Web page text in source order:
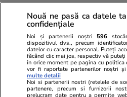
Curie, care rămâne fără
asistente: „Copiii bolnavi din
România nu au unde să se
ducă”
Știri România
Nouă ne pasă ca datele
confidențiale
Noi și partenerii noștri 596
dispozitivul dvs., precum
datelor cu caracter personal. Puteți
făcând clic mai jos, respectiv vă
în orice moment pe pagina cu
vor fi raportate partenerilor noștri
multe detalii
Noi si partenerii nostri (retelele de
partenere, precum si furnizorii
prelucram date pentru a permite